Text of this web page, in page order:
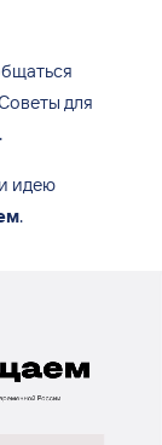
для
идею
.